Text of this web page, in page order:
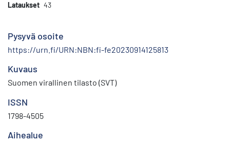
Lataukset 43
Pysyvä osoite
https://urn.fi/URN:NBN:fi-fe20230914125813
Kuvaus
Suomen virallinen tilasto (SVT)
ISSN
1798-4505
Aihealue